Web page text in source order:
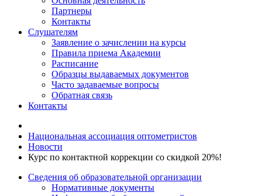
Партнеры
Контакты
Слушателям
Заявление о зачислении на курсы
Правила приема Академии
Расписание
Образцы выдаваемых документов
Часто задаваемые вопросы
Обратная связь
Контакты
Национальная ассоциация оптометристов
Новости
Курс по контактной коррекции со скидкой 20%!
Сведения об образовательной организации
Нормативные документы